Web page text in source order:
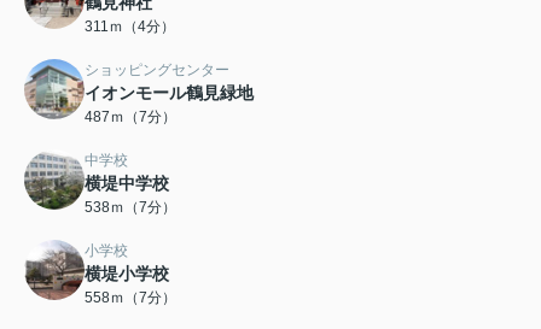
311ｍ（4分）
ショッピングセンター
イオンモール鶴見緑地
487ｍ（7分）
中学校
横堤中学校
538ｍ（7分）
小学校
横堤小学校
558ｍ（7分）